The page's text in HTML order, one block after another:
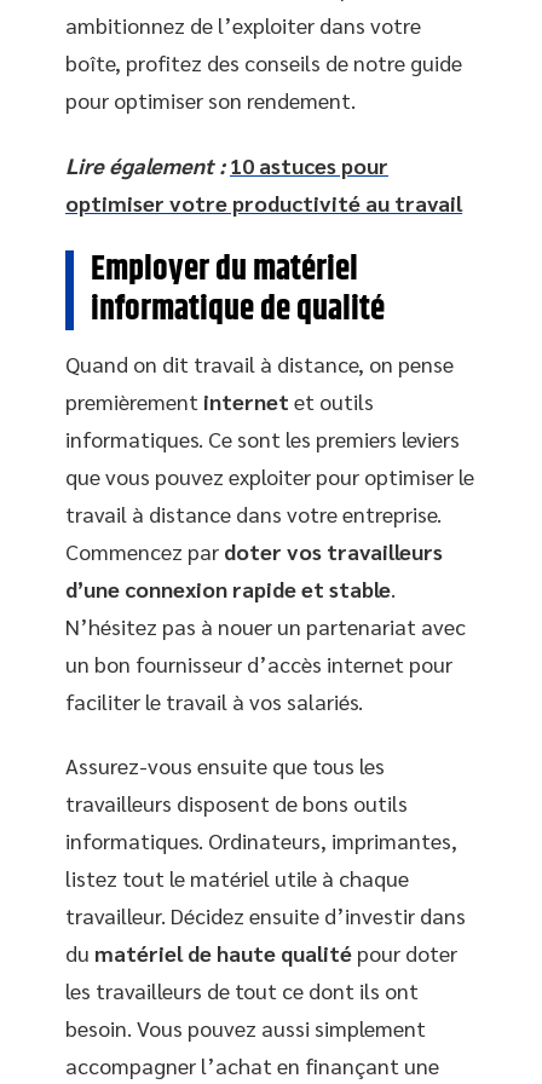
ambitionnez de l’exploiter dans votre
boîte, profitez des conseils de notre guide
pour optimiser son rendement.
Lire également : 10 astuces pour
optimiser votre productivité au travail
Employer du matériel
informatique de qualité
Quand on dit travail à distance, on pense
premièrement internet et outils
informatiques. Ce sont les premiers leviers
que vous pouvez exploiter pour optimiser le
travail à distance dans votre entreprise.
Commencez par doter vos travailleurs
d’une connexion rapide et stable
N’hésitez pas à nouer un partenariat avec
un bon fournisseur d’accès internet pour
faciliter le travail à vos salariés.
Assurez-vous ensuite que tous les
travailleurs disposent de bons outils
informatiques. Ordinateurs, imprimantes,
listez tout le matériel utile à chaque
travailleur. Décidez ensuite d’investir dans
du matériel de haute qualité pour doter
les travailleurs de tout ce dont ils ont
besoin. Vous pouvez aussi simplement
accompagner l’achat en finançant une